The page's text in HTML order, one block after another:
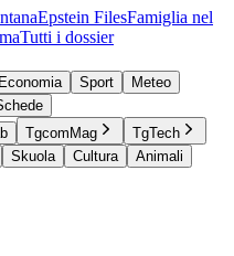
Epstein FilesFamiglia nel
Tutti i dossier
Economia Sport
Meteo
TgcomMag
TgTech
Skuola Cultura
Animali